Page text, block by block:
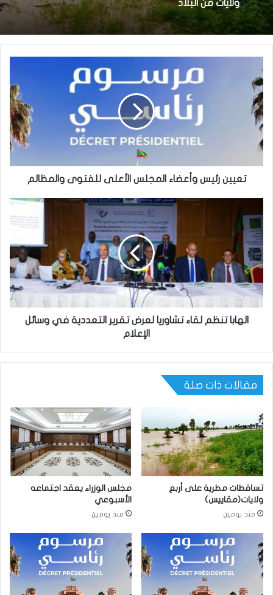
ولايات من البلاد
تعيين رئيس وأعضاء المجلس الأعلى للفتوى والمظالم
الهابا تنظم لقاء تشاوريا لعرض تقرير التعددية في وسائل
الإعلام
مقالات ذات صلة
تساقطات مطرية على أربع
ولايات(مقاييس)
منذ يومين
مجلس الوزراء يعقد اجتماعه
الأسبوعي
منذ يومين